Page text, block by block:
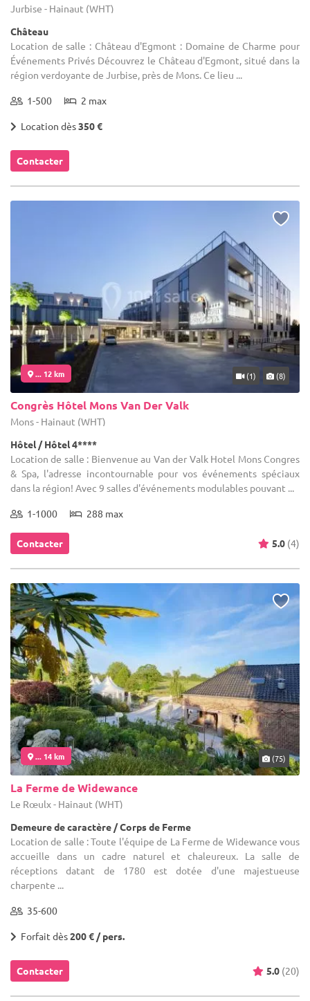
Jurbise - Hainaut (WHT)
Château
Location de salle : Château d'Egmont : Domaine de Charme pour
Événements Privés Découvrez le Château d'Egmont, situé dans la
région verdoyante de Jurbise, près de Mons. Ce lieu ...
1-500 2 max
Location dès350 €
Contacter
... 12 km (1) (8)
Congrès Hôtel Mons Van Der Valk
Mons - Hainaut (WHT)
Hôtel / Hôtel 4****
Location de salle : Bienvenue au Van der Valk Hotel Mons Congres
& Spa, l'adresse incontournable pour vos événements spéciaux
dans la région! Avec 9 salles d'événements modulables pouvant ...
1-1000 288 max
Contacter 5.0 (4)
... 14 km (75)
La Ferme de Widewance
Le Rœulx - Hainaut (WHT)
Demeure de caractère / Corps de Ferme
Location de salle : Toute l'équipe de La Ferme de Widewance vous
accueille dans un cadre naturel et chaleureux. La salle de
réceptions datant de 1780 est dotée d'une majestueuse
charpente ...
35-600
Forfait dès200 € / pers.
Contacter 5.0 (20)